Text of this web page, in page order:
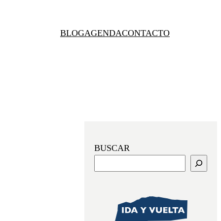
BLOGAGENDACONTACTO
BUSCAR